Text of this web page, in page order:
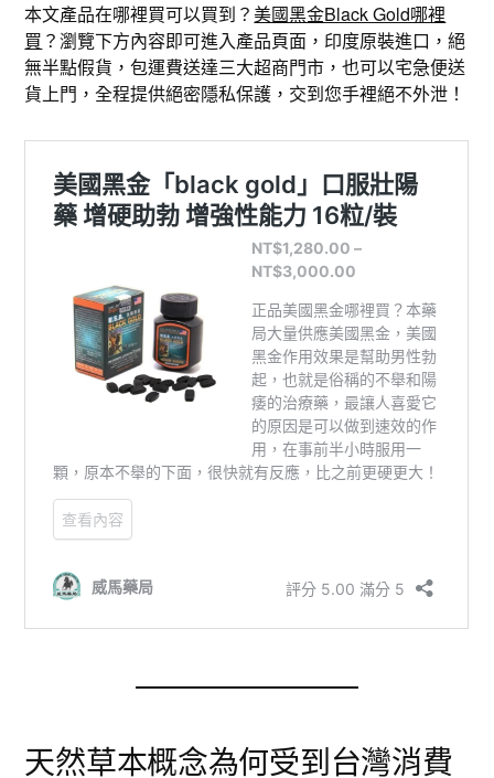
本文產品在哪裡買可以買到？美國黑金Black Gold哪裡
買 ？瀏覽下方內容即可進入產品頁面，印度原裝進口，絕
無半點假貨，包運費送達三大超商門市，也可以宅急便送
貨上門，全程提供絕密隱私保護，交到您手裡絕不外泄！
天然草本概念為何受到台灣消費